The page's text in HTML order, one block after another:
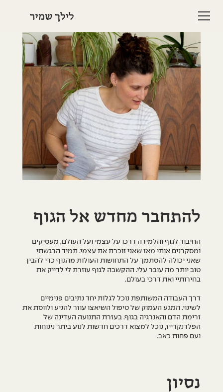
להתחבר מחדש אל הגוף
החיבור לגוף והלמידה דרכו על עצמי ועל העולם, מעסיקים
ומסקרנים אותי מאז שאני זוכרת את עצמי. תמיד הרגשתי
שאני יכולה להסתמך על התחושות העולות מהגוף כדי להבין
טוב יותר מה עובר עלי. ההקשבה לגוף עוזרת לי לדייק את
בחירותיי ואת דרכי בעולם.
דרך העבודה המשותפת נוכל לגלות יחד נתיבים פנימיים
לשינוי. המגע העמוק של טיפול השיאצו עוזר להניע ולווסת את
זרימת הדם והאנרגיה בגוף. בעזרת התנועה העדינה של
הפלדנקרייז, נוכל למצוא דרכים חדשות לנוע ביתר נינוחות
ועם פחות כאב.
נסיון